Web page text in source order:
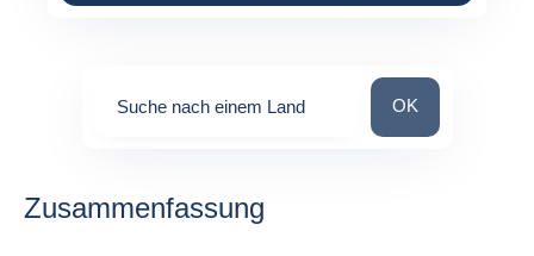
Suche nach einem Land Suche nach
OK
Zusammenfassung